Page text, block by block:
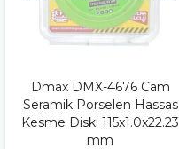
Dmax DMX-4676 Cam
Seramik Porselen Hassas
Kesme Diski 115x1.0x22.23
mm